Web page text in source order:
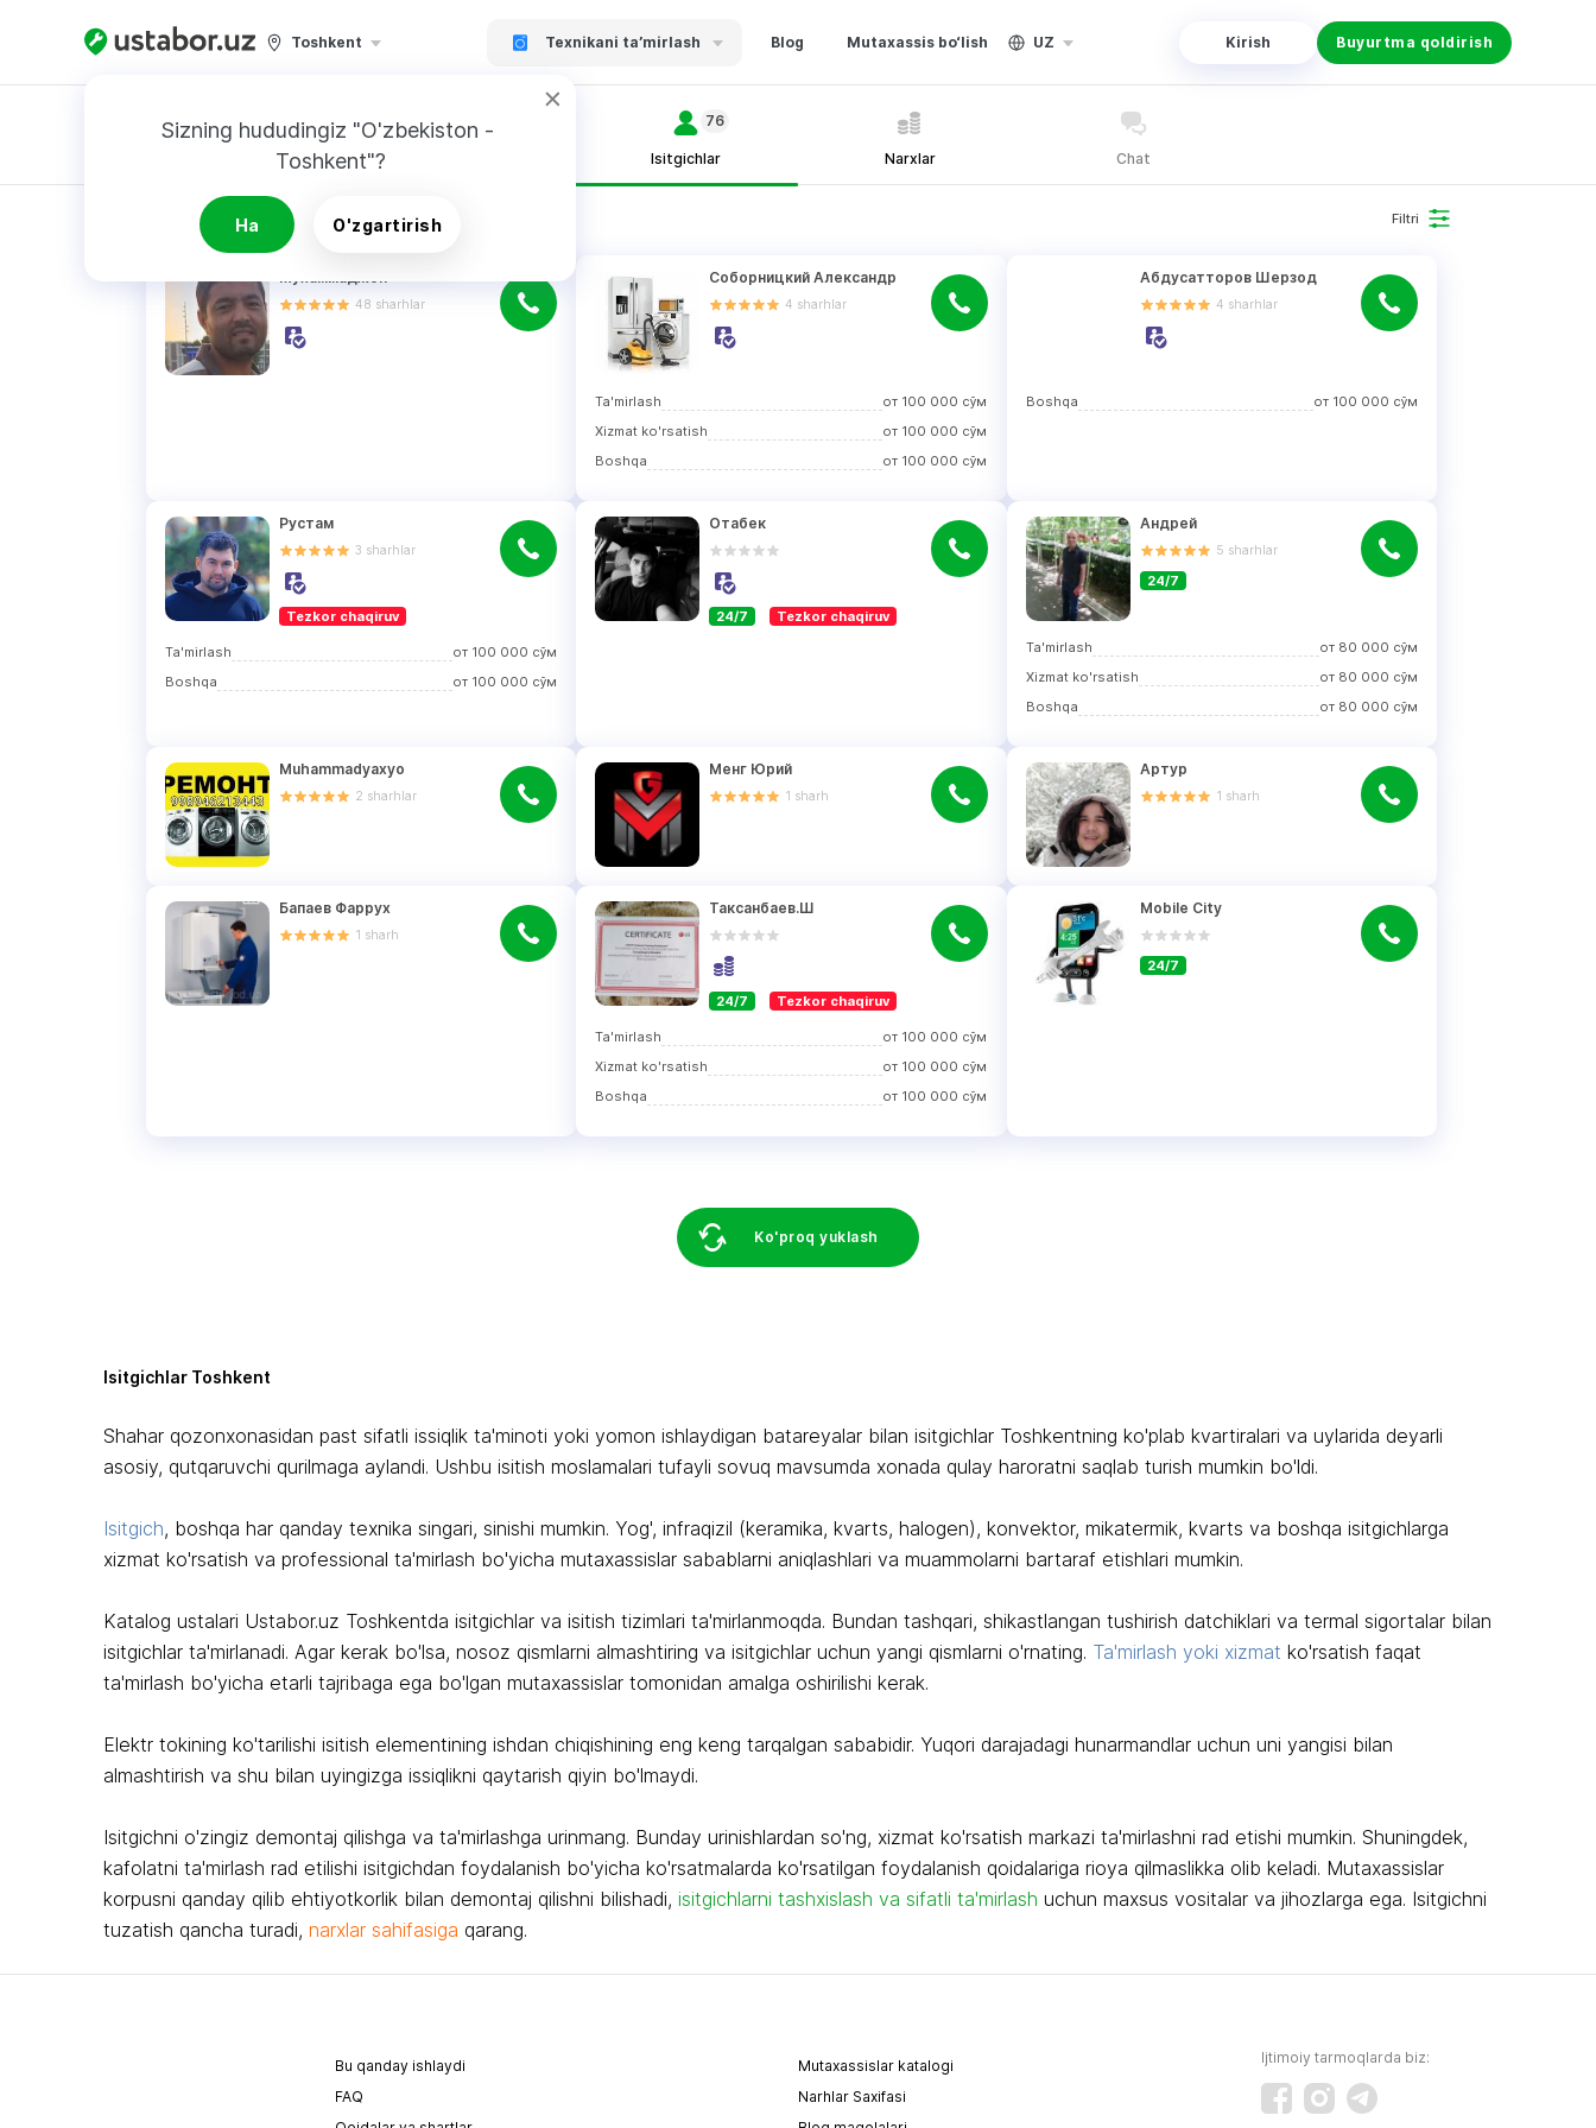
Toshkent Texnikani ta’mirlash Blog Mutaxassis bo‘lish UZ Kirish Buyurtma qoldirish
Sizning hududingiz "O'zbekiston -
Toshkent"?
Ha O'zgartirish
Isitgichlar
76
Narxlar Chat
QIDIRUV NATIJALARI Filtri
Мухаммаджон
48 sharhlar
Соборницкий Александр
4 sharhlar
Ta'mirlash от 100 000 сўм
Хizmat ko'rsatish
от 100 000 сўм
Boshqa
от 100 000 сўм
Абдусатторов Шерзод
4 sharhlar
Boshqa от 100 000 сўм
Рустам
3 sharhlar
Tezkor chaqiruv
Ta'mirlash от 100 000 сўм
Boshqa
от 100 000 сўм
Отабек
24/7 Tezkor chaqiruv
Андрей
5 sharhlar
24/7
Ta'mirlash от 80 000 сўм
Хizmat ko'rsatish
от 80 000 сўм
Boshqa
от 80 000 сўм
Muhammadyaxyo
2 sharhlar
Менг Юрий
1 sharh
Артур
1 sharh
Бапаев Фаррух
1 sharh
Таксанбаев.Ш
24/7 Tezkor chaqiruv
Ta'mirlash от 100 000 сўм
Хizmat ko'rsatish
от 100 000 сўм
Boshqa
от 100 000 сўм
Mobile City
24/7
Ko'proq yuklash
Isitgichlar Toshkent
Shahar qozonxonasidan past sifatli issiqlik ta'minoti yoki yomon ishlaydigan batareyalar bilan isitgichlar Toshkentning ko'plab kvartiralari va uylarida deyarli
asosiy, qutqaruvchi qurilmaga aylandi. Ushbu isitish moslamalari tufayli sovuq mavsumda xonada qulay haroratni saqlab turish mumkin bo'ldi.
Isitgich, boshqa har qanday texnika singari, sinishi mumkin. Yog', infraqizil (keramika, kvarts, halogen), konvektor, mikatermik, kvarts va boshqa isitgichlarga
xizmat ko'rsatish va professional ta'mirlash bo'yicha mutaxassislar sabablarni aniqlashlari va muammolarni bartaraf etishlari mumkin.
Katalog ustalari Ustabor.uz Toshkentda isitgichlar va isitish tizimlari ta'mirlanmoqda. Bundan tashqari, shikastlangan tushirish datchiklari va termal sigortalar bilan
isitgichlar ta'mirlanadi. Agar kerak bo'lsa, nosoz qismlarni almashtiring va isitgichlar uchun yangi qismlarni o'rnating. Ta'mirlash yoki xizmat ko'rsatish faqat
ta'mirlash bo'yicha etarli tajribaga ega bo'lgan mutaxassislar tomonidan amalga oshirilishi kerak.
Elektr tokining ko'tarilishi isitish elementining ishdan chiqishining eng keng tarqalgan sababidir. Yuqori darajadagi hunarmandlar uchun uni yangisi bilan
almashtirish va shu bilan uyingizga issiqlikni qaytarish qiyin bo'lmaydi.
Isitgichni o'zingiz demontaj qilishga va ta'mirlashga urinmang. Bunday urinishlardan so'ng, xizmat ko'rsatish markazi ta'mirlashni rad etishi mumkin. Shuningdek,
kafolatni ta'mirlash rad etilishi isitgichdan foydalanish bo'yicha ko'rsatmalarda ko'rsatilgan foydalanish qoidalariga rioya qilmaslikka olib keladi. Mutaxassislar
korpusni qanday qilib ehtiyotkorlik bilan demontaj qilishni bilishadi, isitgichlarni tashxislash va sifatli ta'mirlash uchun maxsus vositalar va jihozlarga ega. Isitgichni
tuzatish qancha turadi, narxlar sahifasiga qarang.
Bu qanday ishlaydi
Mutaxassislar katalogi
FAQ
Narhlar Saxifasi
Ijtimoiy tarmoqlarda biz: